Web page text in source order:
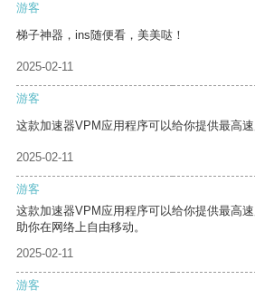
游客
梯子神器，ins随便看，美美哒！
2025-02-11
游客
这款加速器VPM应用程序可以给你提供最高速
2025-02-11
游客
这款加速器VPM应用程序可以给你提供最高
助你在网络上自由移动。
2025-02-11
游客